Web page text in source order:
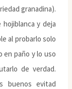
granadina).
y deja
al probarlo solo
en paño y lo uso
de verdad.
buenos evitad